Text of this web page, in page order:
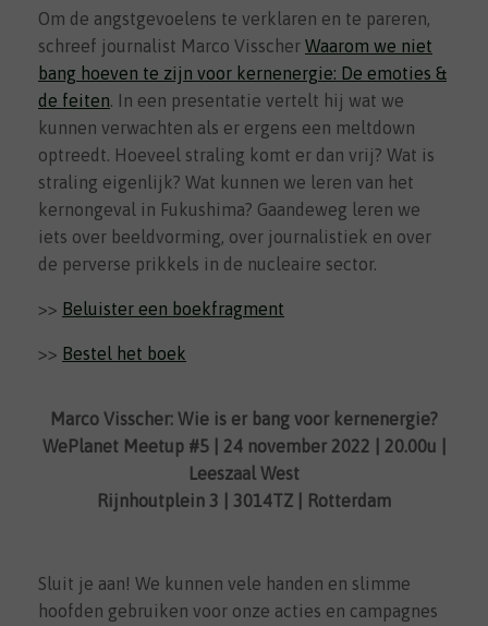
Om de angstgevoelens te verklaren en te pareren,
schreef journalist Marco Visscher Waarom we niet
bang hoeven te zijn voor kernenergie: De emoties &
de feiten. In een presentatie vertelt hij wat we
kunnen verwachten als er ergens een meltdown
optreedt. Hoeveel straling komt er dan vrij? Wat is
straling eigenlijk? Wat kunnen we leren van het
kernongeval in Fukushima? Gaandeweg leren we
iets over beeldvorming, over journalistiek en over
de perverse prikkels in de nucleaire sector.
>> Beluister een boekfragment
>> Bestel het boek
Marco Visscher: Wie is er bang voor kernenergie?
WePlanet Meetup #5 | 24 november 2022 | 20.00u |
Leeszaal West
Rijnhoutplein 3 | 3014TZ | Rotterdam
Sluit je aan! We kunnen vele handen en slimme
hoofden gebruiken voor onze acties en campagnes